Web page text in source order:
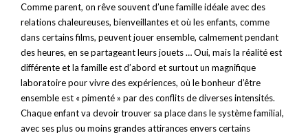
Comme parent, on rêve souvent d’une famille idéale avec des
relations chaleureuses, bienveillantes et où les enfants, comme
dans certains films, peuvent jouer ensemble, calmement pendant
des heures, en se partageant leurs jouets … Oui, mais la réalité est
différente et la famille est d’abord et surtout un magnifique
laboratoire pour vivre des expériences, où le bonheur d’être
ensemble est « pimenté » par des conflits de diverses intensités.
Chaque enfant va devoir trouver sa place dans le système familial,
avec ses plus ou moins grandes attirances envers certains